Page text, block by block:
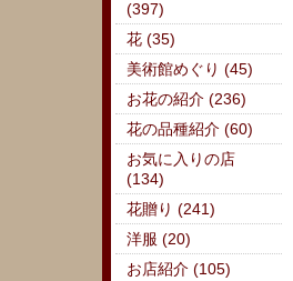
(397)
花 (35)
美術館めぐり (45)
お花の紹介 (236)
花の品種紹介 (60)
お気に入りの店
(134)
花贈り (241)
洋服 (20)
お店紹介 (105)